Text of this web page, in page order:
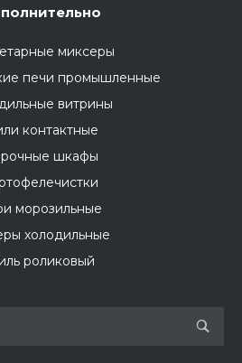
миксеры
печи промышленные
витрины
контактные
шкафы
морозильные
холодильные
роликовый